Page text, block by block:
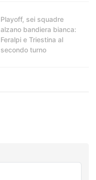
Playoff, sei squadre
alzano bandiera bianca:
Feralpi e Triestina al
secondo turno